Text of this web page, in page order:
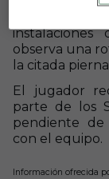
observa una
la citada
El jugador
parte de los
pendiente de
con el equipo.
Información ofrecida